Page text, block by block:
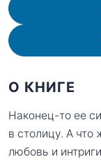
О КНИГЕ
Наконец-то ее
в столицу. А
любовь и